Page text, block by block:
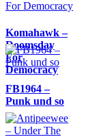
Komahawk –
Doomsday
For
Democracy
FB1964 –
Punk und so